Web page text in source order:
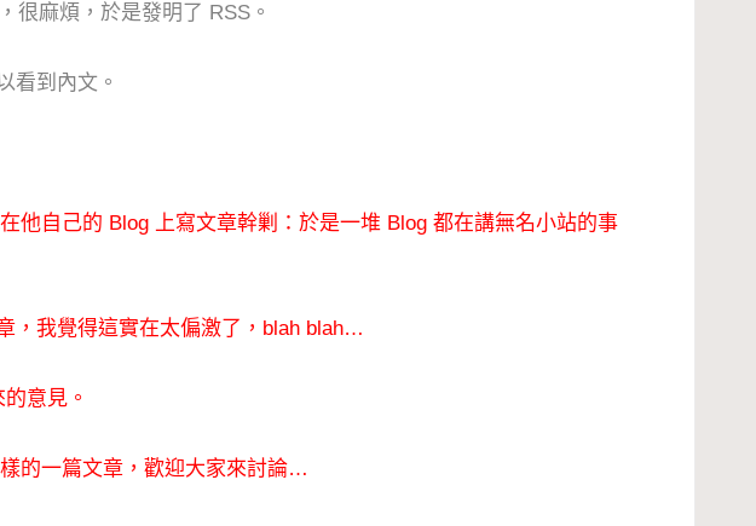
很麻煩，於是發明了 RSS。
看到內文。
他自己的 Blog 上寫文章幹剿：於是一堆 Blog 都在講無名小站的事
，我覺得這實在太偏激了，blah blah…
意見。
的一篇文章，歡迎大家來討論…